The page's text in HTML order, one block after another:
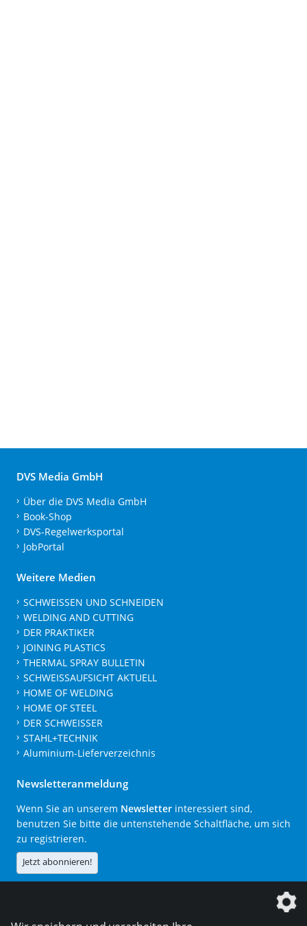
DVS Media GmbH
Über die DVS Media GmbH
Book-Shop
DVS-Regelwerksportal
JobPortal
Weitere Medien
SCHWEISSEN UND SCHNEIDEN
WELDING AND CUTTING
DER PRAKTIKER
JOINING PLASTICS
THERMAL SPRAY BULLETIN
SCHWEISSAUFSICHT AKTUELL
HOME OF WELDING
HOME OF STEEL
DER SCHWEISSER
STAHL+TECHNIK
Aluminium-Lieferverzeichnis
Newsletteranmeldung
Wenn Sie an unserem Newsletter interessiert sind,
benutzen Sie bitte die untenstehende Schaltfläche, um sich
zu registrieren.
Jetzt abonnieren!
Die DVS Media GmbH ist ein Unternehmen der